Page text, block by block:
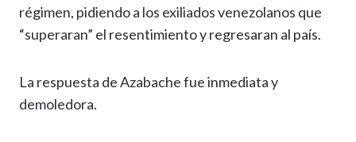
régimen, pidiendo a los exiliados venezolanos que
“superaran” el resentimiento y regresaran al país.
La respuesta de Azabache fue inmediata y
demoledora.